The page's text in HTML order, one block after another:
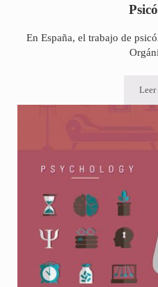
En España, el trabajo de
Leer